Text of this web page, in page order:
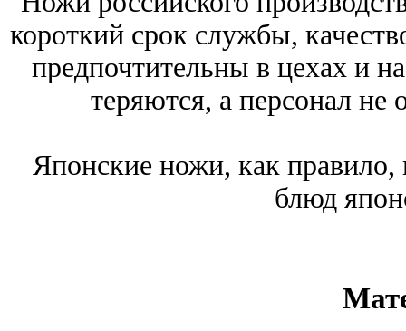
короткий срок службы,
предпочтительны в цехах и
теряются, а персонал не
Японские ножи, как правило,
блюд